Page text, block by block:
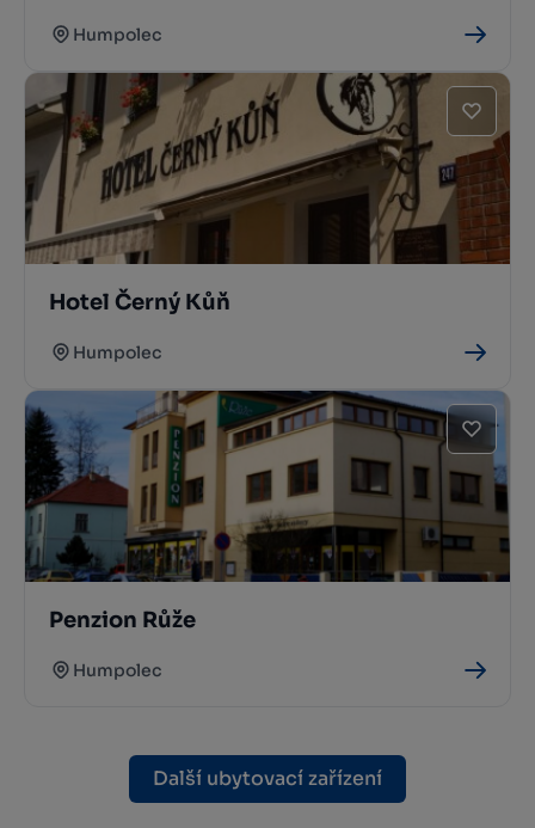
Humpolec
Hotel Černý Kůň
Humpolec
Penzion Růže
Humpolec
Další ubytovací zařízení